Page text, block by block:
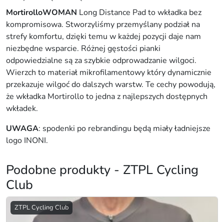
MortirolloWOMAN Long Distance Pad to wkładka bez
kompromisowa. Stworzyliśmy przemyślany podział na
strefy komfortu, dzięki temu w każdej pozycji daje nam
niezbędne wsparcie. Różnej gęstości pianki
odpowiedzialne są za szybkie odprowadzanie wilgoci.
Wierzch to materiał mikrofilamentowy który dynamicznie
przekazuje wilgoć do dalszych warstw. Te cechy powodują,
że wkładka Mortirollo to jedna z najlepszych dostępnych
wkładek.
UWAGA: spodenki po rebrandingu będą miały ładniejsze
logo INONI.
Podobne produkty - ZTPL Cycling
Club
ZTPL Cycling Club